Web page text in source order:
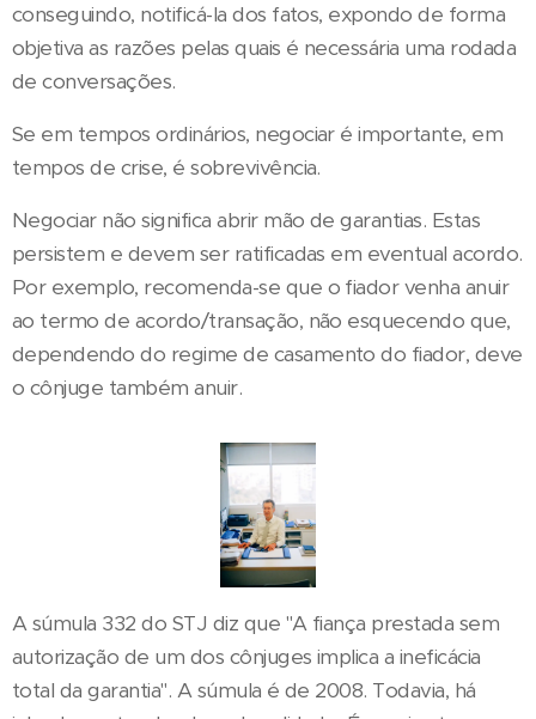
conseguindo, notificá-la dos fatos, expondo de forma
objetiva as razões pelas quais é necessária uma rodada
de conversações.
Se em tempos ordinários, negociar é importante, em
tempos de crise, é sobrevivência.
Negociar não significa abrir mão de garantias. Estas
persistem e devem ser ratificadas em eventual acordo.
Por exemplo, recomenda-se que o fiador venha anuir
ao termo de acordo/transação, não esquecendo que,
dependendo do regime de casamento do fiador, deve
o cônjuge também anuir.
A súmula 332 do STJ diz que "A fiança prestada sem
autorização de um dos cônjuges implica a ineficácia
total da garantia". A súmula é de 2008. Todavia, há